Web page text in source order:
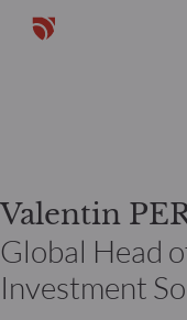
Valentin
Global Head
Investment